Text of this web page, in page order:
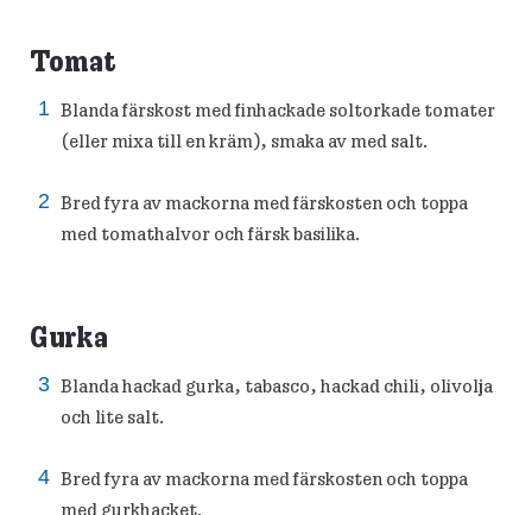
Tomat
Blanda färskost med finhackade soltorkade tomater
(eller mixa till en kräm), smaka av med salt.
Bred fyra av mackorna med färskosten och toppa
med tomathalvor och färsk basilika.
Gurka
Blanda hackad gurka, tabasco, hackad chili, olivolja
och lite salt.
Bred fyra av mackorna med färskosten och toppa
med gurkhacket.